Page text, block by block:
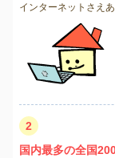
インターネットさえ
2
国内最多の全国